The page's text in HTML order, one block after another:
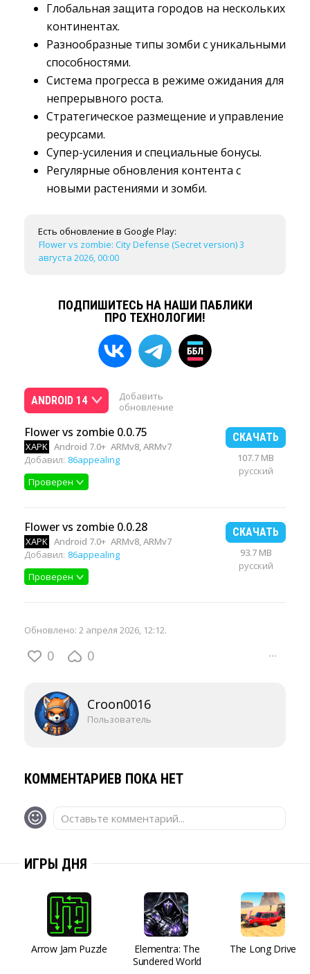
Глобальная защита городов на нескольких
континентах.
Разнообразные типы зомби с уникальными
способностями.
Система прогресса в режиме ожидания для
непрерывного роста.
Стратегическое размещение и управление
ресурсами.
Супер-усиления и специальные бонусы.
Регулярные обновления контента с
новыми растениями и зомби.
Есть обновление в Google Play:
Flower vs zombie: City Defense (Secret version) 3
августа 2026, 00:00
ПОДПИШИТЕСЬ НА НАШИ ПАБЛИКИ
ПРО ТЕХНОЛОГИИ!
ANDROID 14
Добавить
обновление
Flower vs zombie 0.0.75
XAPK Android 7.0+ ARMv8, ARMv7
Добавил: 86appealing
Проверен
СКАЧАТЬ
107.7 MB
русский
Flower vs zombie 0.0.28
XAPK Android 7.0+ ARMv8, ARMv7
Добавил: 86appealing
Проверен
СКАЧАТЬ
93.7 MB
русский
Обновлено: 2 апреля 2026, 12:12.
0 0 ···
Croon0016
Пользователь
КОММЕНТАРИЕВ ПОКА НЕТ
Оставьте комментарий...
ИГРЫ ДНЯ
Arrow Jam Puzzle
Elementra: The
Sundered World
The Long Drive